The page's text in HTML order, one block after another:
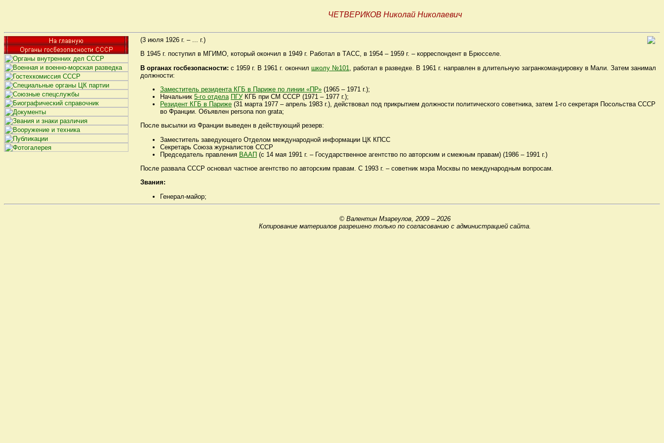
ЧЕТВЕРИКОВ Николай Николаевич
(3 июля 1926 г. – ... г.)
В 1945 г. поступил в МГИМО, который окончил в 1949 г. Работал в ТАСС, в 1954 – 1959 г. – корреспондент в Брюсселе.
В органах госбезопасности: с 1959 г. В 1961 г. окончил школу №101
, работал в разведке. В 1961 г. направлен в длительную загранкомандировку в Мали. Затем занимал
должности:
Заместитель резидента КГБ в Париже по линии «ПР» (1965 – 1971 г.);
Начальник 5-го отдела ПГУКГБ при СМ СССР (1971 – 1977 г.);
Резидент КГБ в Париже (31 марта 1977 – апрель 1983 г.), действовал под прикрытием должности политического советника, затем 1-го секретаря Посольства СССР
во Франции. Объявлен persona non grata;
После высылки из Франции выведен в действующий резерв:
Заместитель заведующего Отделом международной информации ЦК КПСС
Секретарь Союза журналистов СССР
Председатель правления ВААП (с 14 мая 1991 г. – Государственное агентство по авторским и смежным правам) (1986 – 1991 г.)
После развала СССР основал частное агентство по авторским правам. С 1993 г. – советник мэра Москвы по международным вопросам.
Звания:
Генерал-майор;
© Валентин Мзареулов, 2009 – 2026
Копирование материалов разрешено только по согласованию с администрацией сайта.